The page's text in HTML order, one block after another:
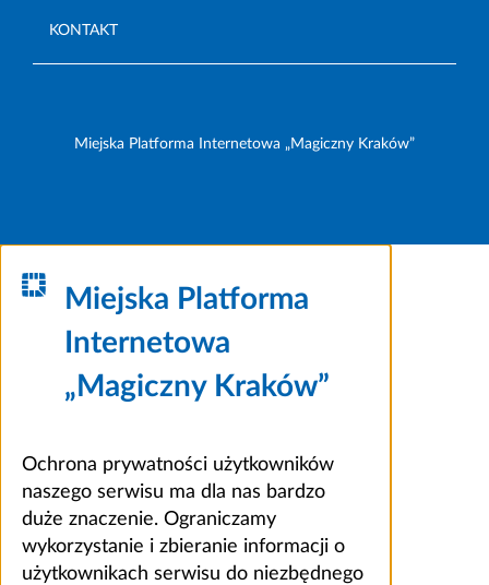
KONTAKT
Miejska Platforma Internetowa „Magiczny Kraków”
Miejska Platforma
Internetowa
„Magiczny Kraków”
Ochrona prywatności użytkowników
naszego serwisu ma dla nas bardzo
duże znaczenie. Ograniczamy
wykorzystanie i zbieranie informacji o
użytkownikach serwisu do niezbędnego